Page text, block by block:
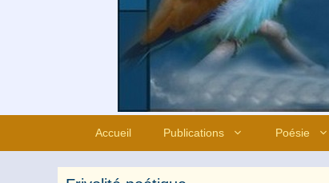
Accueil Publications Poésie